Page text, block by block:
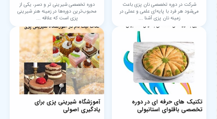
شرکت در دوره تخصصی نان پزی باعث
می‌شود هر فرد با پایه‌ای علمی و عملی در
زمینه نان پزی آشنا ...
دوره تخصصی شیرینی تر و دسر، یکی از
محبوب‌ترین دوره‌ها در زمینه هنر شیرینی
پزی است که علاقه ...
تکنیک های حرفه ای در دوره
تخصصی باقلوای استانبولی
آموزشگاه شیرینی پزی برای
یادگیری اصولی